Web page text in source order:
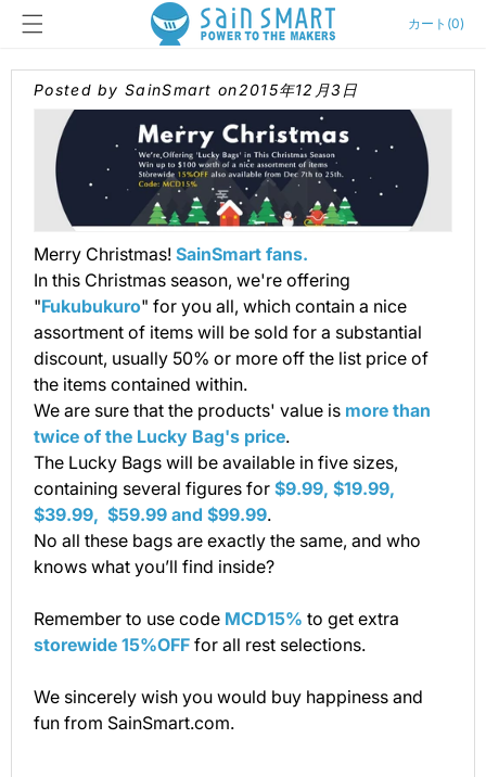
コンテン
ツに進む
カート (0)
ー
Posted by SainSmart on2015年12月3日
Merry Christmas! SainSmart fans.
In this Christmas season, we're offering
"Fukubukuro" for you all, which contain a nice
assortment of items will be sold for a substantial
discount, usually 50% or more off the list price of
the items contained within.
We are sure that the products' value is more than
twice of the Lucky Bag's price.
The Lucky Bags will be available in five sizes,
containing several figures for $9.99, $19.99,
$39.99, $59.99 and $99.99.
No all these bags are exactly the same, and who
knows what you’ll find inside?
Remember to use code MCD15% to get extra
storewide 15%OFF for all rest selections.
We sincerely wish you would buy happiness and
fun from SainSmart.com.